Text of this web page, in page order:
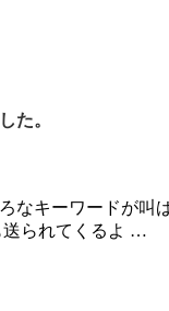
た。
なキーワードが
送られてくるよ …